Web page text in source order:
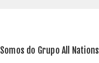
Somos do Grupo All Nations